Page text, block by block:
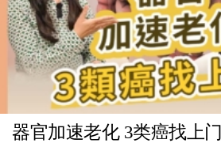
器官加速老化 3类癌找上门